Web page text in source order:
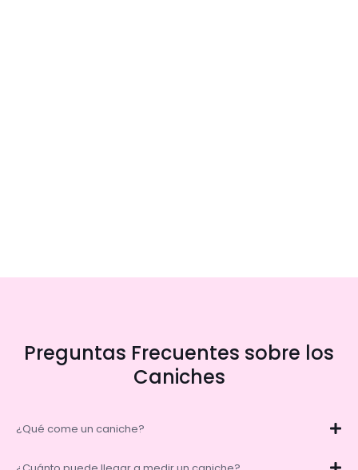
Preguntas Frecuentes sobre los
Caniches
¿Qué come un caniche?